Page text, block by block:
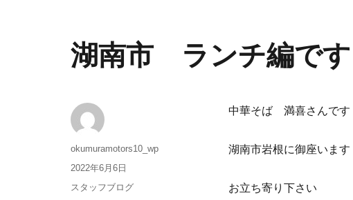
湖南市 ランチ編で
中華そば 満喜さんです
湖南市岩根に御座いま
お立ち寄り下さい
okumuramotors10_wp
2022年6月6日
スタッフブログ